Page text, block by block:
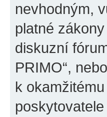
nevhodným,
platné
diskuzní
PRIMO“,
k